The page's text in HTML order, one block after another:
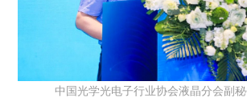
中国光学光电子行业协会液晶分会副